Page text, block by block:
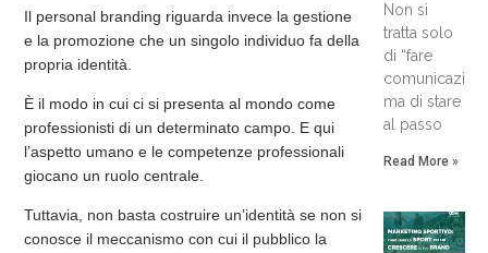
Il personal branding riguarda invece la gestione
e la promozione che un singolo individuo fa della
propria identità
È il modo in cui ci si presenta al mondo come
professionisti di un determinato campo. E qui
l’aspetto umano e le competenze professionali
giocano un ruolo centrale.
Tuttavia, non basta costruire un’identità se non si
conosce il meccanismo con cui il pubblico la
Non si
tratta solo
di “fare
ma di stare
al passo
Read More »